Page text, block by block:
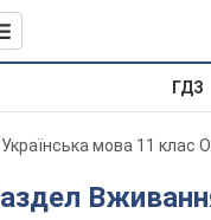
ГДЗ
Українська мова 11 клас
Раздел